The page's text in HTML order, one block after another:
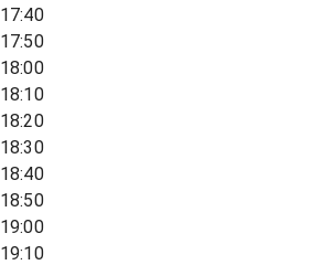
17:40
17:50
18:00
18:10
18:20
18:30
18:40
18:50
19:00
19:10